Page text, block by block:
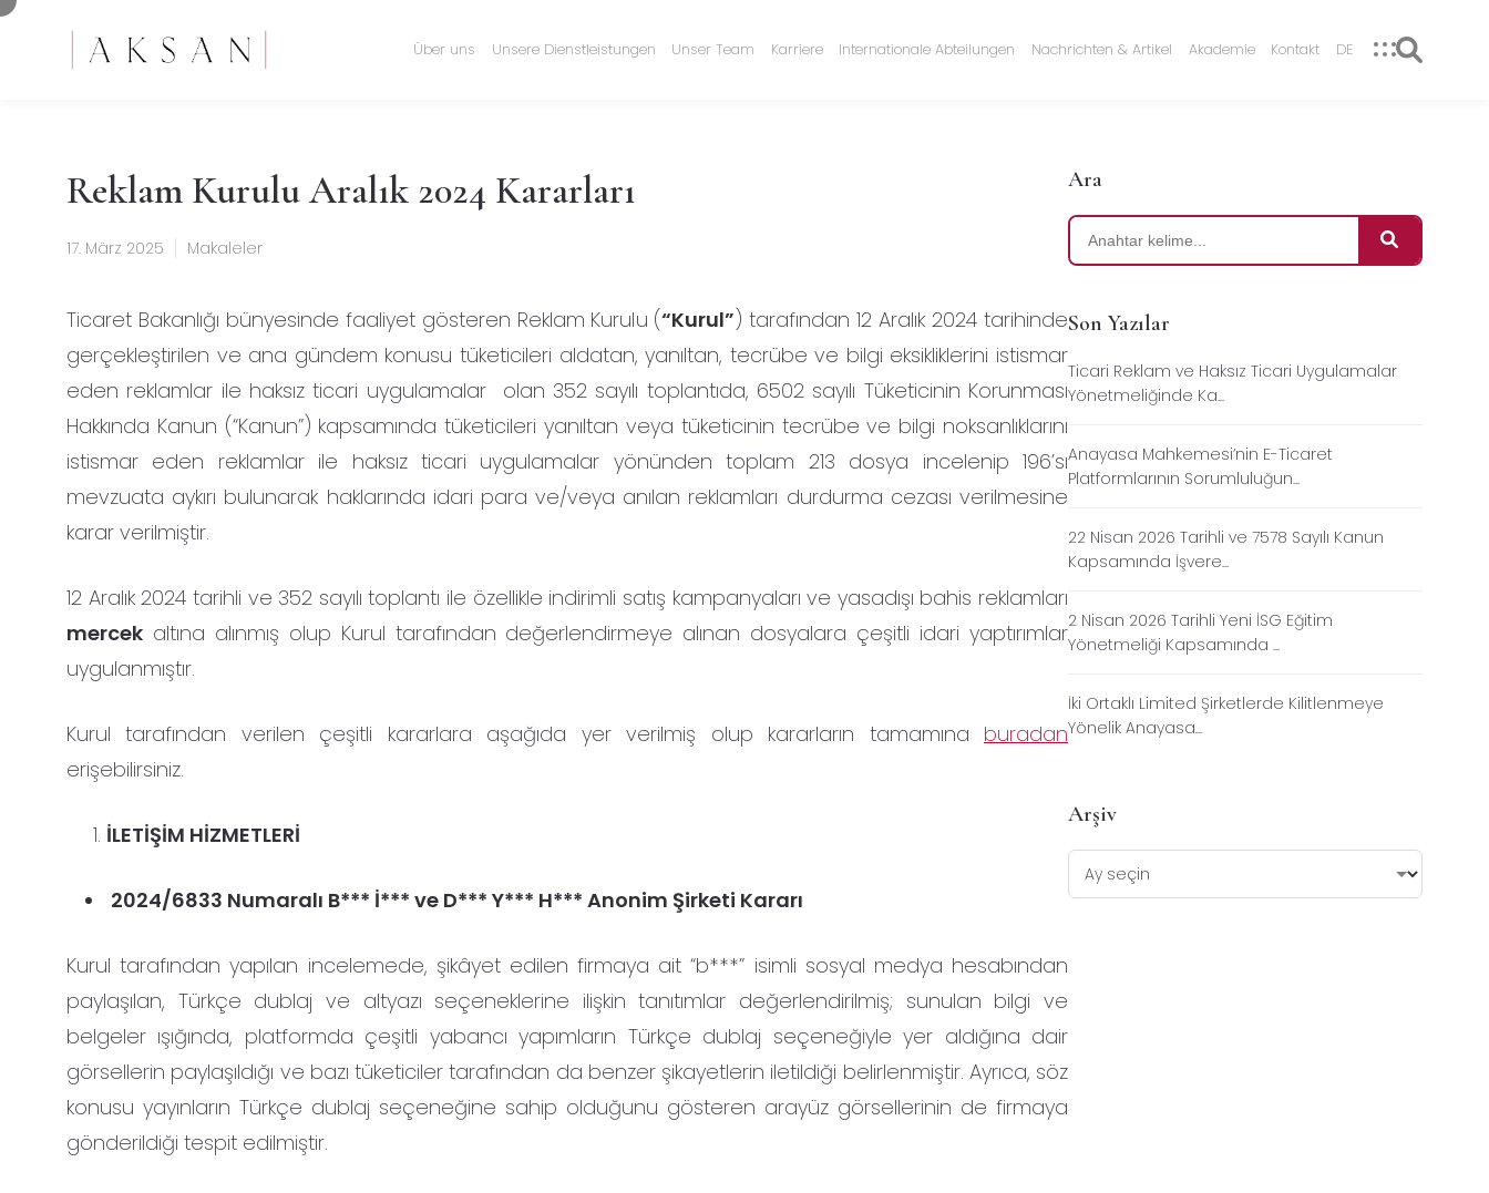
Über uns Unsere Dienstleistungen Unser Team Karriere Internationale Abteilungen Nachrichten & Artikel Akademie Kontakt DE
Reklam Kurulu Aralık 2024 Kararları
17. März 2025 Makaleler
Ticaret Bakanlığı bünyesinde faaliyet gösteren Reklam Kurulu (“Kurul”) tarafından 12 Aralık 2024 tarihinde
gerçekleştirilen ve ana gündem konusu tüketicileri aldatan, yanıltan, tecrübe ve bilgi eksikliklerini istismar
eden reklamlar ile haksız ticari uygulamalar olan 352 sayılı toplantıda, 6502 sayılı Tüketicinin Korunması
Hakkında Kanun (“Kanun”) kapsamında tüketicileri yanıltan veya tüketicinin tecrübe ve bilgi noksanlıklarını
istismar eden reklamlar ile haksız ticari uygulamalar yönünden toplam 213 dosya incelenip 196’sı
mevzuata aykırı bulunarak haklarında idari para ve/veya anılan reklamları durdurma cezası verilmesine
karar verilmiştir.
12 Aralık 2024 tarihli ve 352 sayılı toplantı ile özellikle indirimli satış kampanyaları ve yasadışı bahis reklamları
mercek altına alınmış olup Kurul tarafından değerlendirmeye alınan dosyalara çeşitli idari yaptırımlar
uygulanmıştır.
Kurul tarafından verilen çeşitli kararlara aşağıda yer verilmiş olup kararların tamamına buradan
erişebilirsiniz.
İLETİŞİM HİZMETLERİ
2024/6833 Numaralı B*** İ*** ve D*** Y*** H*** Anonim Şirketi Kararı
Kurul tarafından yapılan incelemede, şikâyet edilen firmaya ait “b***” isimli sosyal medya hesabından
paylaşılan, Türkçe dublaj ve altyazı seçeneklerine ilişkin tanıtımlar değerlendirilmiş; sunulan bilgi ve
belgeler ışığında, platformda çeşitli yabancı yapımların Türkçe dublaj seçeneğiyle yer aldığına dair
görsellerin paylaşıldığı ve bazı tüketiciler tarafından da benzer şikayetlerin iletildiği belirlenmiştir. Ayrıca, söz
konusu yayınların Türkçe dublaj seçeneğine sahip olduğunu gösteren arayüz görsellerinin de firmaya
gönderildiği tespit edilmiştir.
Ara
Son Yazılar
Ticari Reklam ve Haksız Ticari Uygulamalar
Yönetmeliğinde Ka...
Anayasa Mahkemesi’nin E-Ticaret
Platformlarının Sorumluluğun...
22 Nisan 2026 Tarihli ve 7578 Sayılı Kanun
Kapsamında İşvere...
2 Nisan 2026 Tarihli Yeni İSG Eğitim
Yönetmeliği Kapsamında ...
İki Ortaklı Limited Şirketlerde Kilitlenmeye
Yönelik Anayasa...
Arşiv